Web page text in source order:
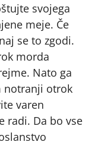
svojega
meje. Če
se to zgodi.
morda
Nato ga
notranji otrok
varen
radi. Da bo vse